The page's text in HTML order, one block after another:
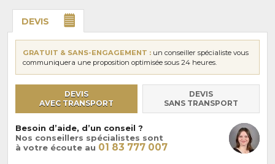
DEVIS
GRATUIT & SANS-ENGAGEMENT : un conseiller spécialiste vous
communiquera une proposition optimisée sous 24 heures.
DEVIS
AVEC TRANSPORT
DEVIS
SANS TRANSPORT
Besoin d’aide, d’un conseil ?
Nos conseillers spécialistes sont
à votre écoute au 01 83 777 007